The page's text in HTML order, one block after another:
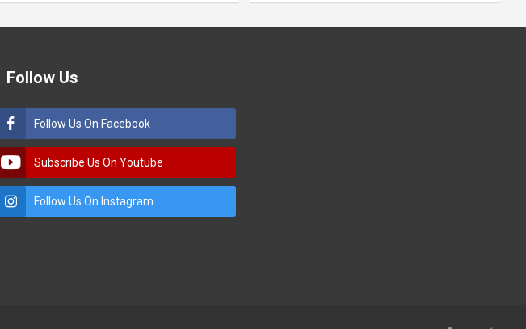
Follow Us
Follow Us On Facebook
Subscribe Us On Youtube
Follow Us On Instagram